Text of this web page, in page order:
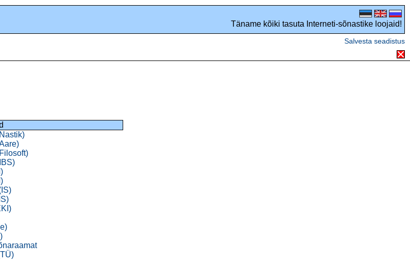
Täname kõiki tasuta Interneti-sõnastike loojaid!
Salvesta seadistus